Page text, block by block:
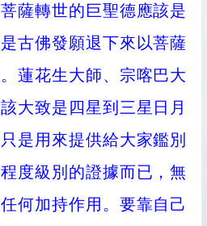
薩轉世的巨聖德應該是
古佛發願退下來以菩薩
蓮花生大師、宗喀巴大
大致是四星到三星日月
是用來提供給大家鑑別
度級別的證據而已，無
何加持作用。要靠自己